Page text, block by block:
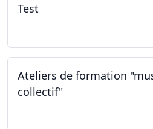
Test
Ateliers de formation
collectif"